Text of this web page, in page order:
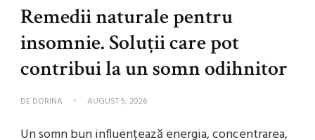
Remedii naturale pentru
insomnie. Soluții care pot
contribui la un somn odihnitor
DE DORINA AUGUST 5, 2026
Un somn bun influențează energia, concentrarea,